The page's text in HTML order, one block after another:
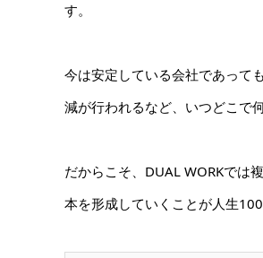
す。
今は安定している会社であって
減が行われるなど、いつどこで
だからこそ、DUAL WORKでは
本を形成していくことが人生